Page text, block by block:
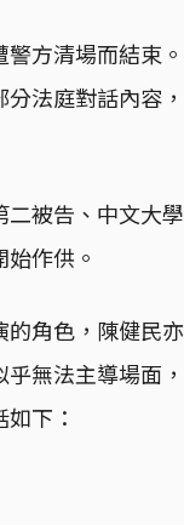
方清場而結束。
法庭對話內容，
被告、中文大學
作供。
角色，陳健民亦
無法主導場面，
下：